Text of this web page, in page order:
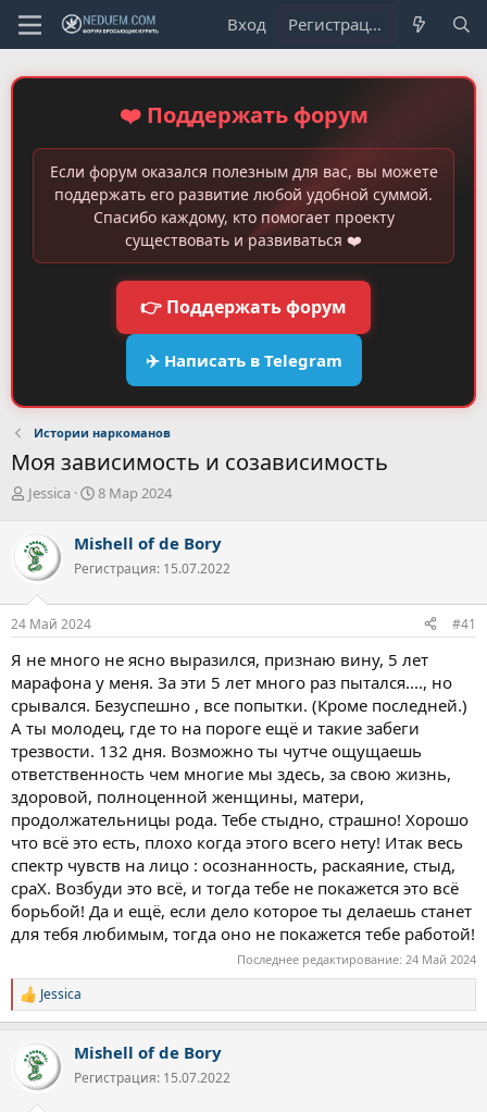
Вход Регистрация
❤️ Поддержать форум
Если форум оказался полезным для вас, вы можете
поддержать его развитие любой удобной суммой.
Спасибо каждому, кто помогает проекту
существовать и развиваться ❤️
👉 Поддержать форум
✈️ Написать в Telegram
Истории наркоманов
Моя зависимость и созависимость
А
т
о
р
е
м
Jessica
Д
а
н
ч
а
8 Мар 2024
Mishell of de Bory
Регистрация: 15.07.2022
24 Май 2024 #41
Я не много не ясно выразился, признаю вину, 5 лет
марафона у меня. За эти 5 лет много раз пытался...., но
срывался. Безуспешно , все попытки. (Кроме последней.)
А ты молодец, где то на пороге ещё и такие забеги
трезвости. 132 дня. Возможно ты чутче ощущаешь
ответственность чем многие мы здесь, за свою жизнь,
здоровой, полноценной женщины, матери,
продолжательницы рода. Тебе стыдно, страшно! Хорошо
что всё это есть, плохо когда этого всего нету! Итак весь
спектр чувств на лицо : осознанность, раскаяние, стыд,
сраХ. Возбуди это всё, и тогда тебе не покажется это всё
борьбой! Да и ещё, если дело которое ты делаешь станет
для тебя любимым, тогда оно не покажется тебе работой!
Последнее редактирование: 24 Май 2024
Р
е
и
Jessica
Mishell of de Bory
Регистрация: 15.07.2022